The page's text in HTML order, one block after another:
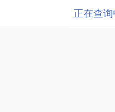
正在查询